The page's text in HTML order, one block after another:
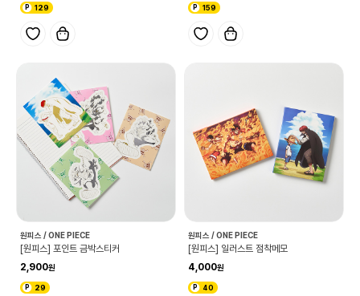
129 159
원피스 / ONE PIECE
[원피스] 포인트 금박스티커
2,900
29
원피스 / ONE PIECE
[원피스] 일러스트 점착메모
4,000
40